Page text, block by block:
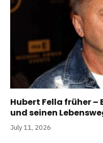
Hubert Fella früher –
und seinen
July 11, 2026